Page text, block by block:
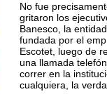
No fue
gritaron los
Banesco, la
fundada por el
Escotet, luego de
una llamada
correr en la
cualquiera, la